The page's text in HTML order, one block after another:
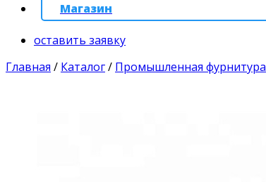
Магазин
оставить заявку
Главная / Каталог/ Промышленная фурнитура